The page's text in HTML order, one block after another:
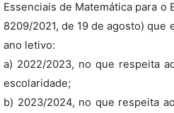
Essenciais de Matemática para o
8209/2021, de 19 de agosto)
ano letivo:
a) 2022/2023, no que respeita
escolaridade;
b) 2023/2024, no que respeita